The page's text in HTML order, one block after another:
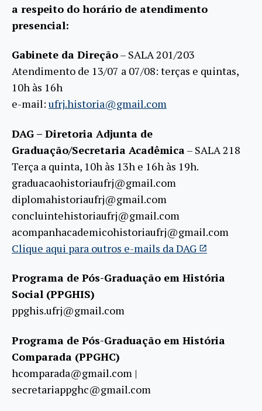
a respeito do horário de atendimento
presencial:
Gabinete da Direção– SALA 201/203
Atendimento de 13/07 a 07/08: terças e quintas,
10h às 16h
e-mail: ufrj.historia@gmail.com
DAG – Diretoria Adjunta de
Graduação/Secretaria Acadêmica – SALA 218
Terça a quinta, 10h às 13h e 16h às 19h.
graduacaohistoriaufrj@gmail.com
diplomahistoriaufrj@gmail.com
concluintehistoriaufrj@gmail.com
acompanhacademicohistoriaufrj@gmail.com
Clique aqui para outros e-mails da DAG
Programa de Pós-Graduação em História
Social (PPGHIS)
ppghis.ufrj@gmail.com
Programa de Pós-Graduação em História
Comparada (PPGHC)
hcomparada@gmail.com |
secretariappghc@gmail.com